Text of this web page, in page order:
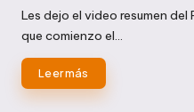
Les dejo el video resumen
que comienzo el…
Leer más